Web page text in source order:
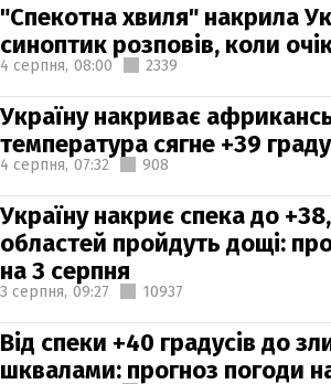
"Спекотна хвиля" накрила
синоптик розповів, коли
4 серпня, 08:00 2339
Україну накриває
температура сягне +39
4 серпня, 07:32 908
Україну накриє спека до
областей пройдуть дощі:
на 3 серпня
3 серпня, 09:27 10937
Від спеки +40 градусів до
шквалами: прогноз погоди